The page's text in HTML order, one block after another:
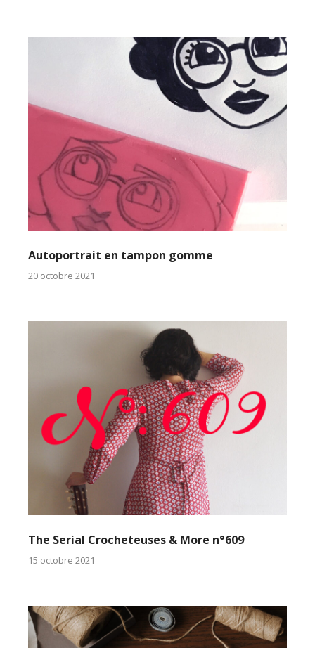
Autoportrait en tampon gomme
20 octobre 2021
The Serial Crocheteuses & More n°609
15 octobre 2021